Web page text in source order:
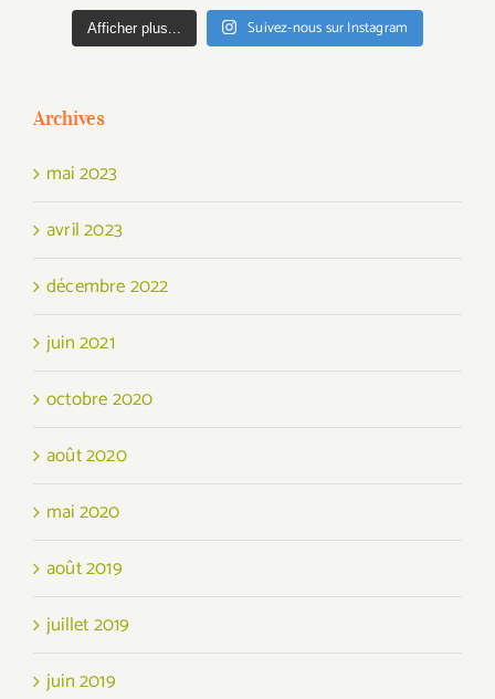
Afficher plus... Suivez-nous sur Instagram
Archives
mai 2023
avril 2023
décembre 2022
juin 2021
octobre 2020
août 2020
mai 2020
août 2019
juillet 2019
juin 2019